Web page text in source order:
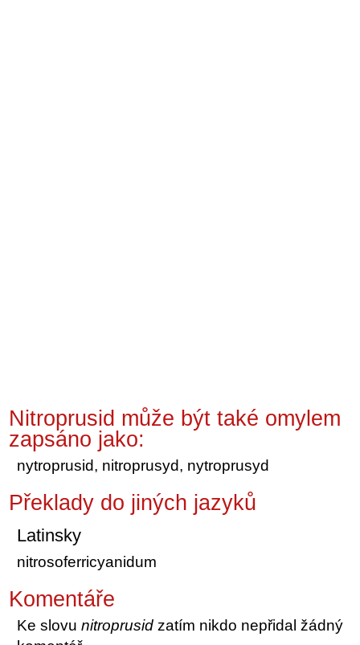
Nitroprusid může být také omylem
zapsáno jako:
nytroprusid, nitroprusyd, nytroprusyd
Překlady do jiných jazyků
Latinsky
nitrosoferricyanidum
Komentáře
Ke slovunitroprusid zatím nikdo nepřidal žádný